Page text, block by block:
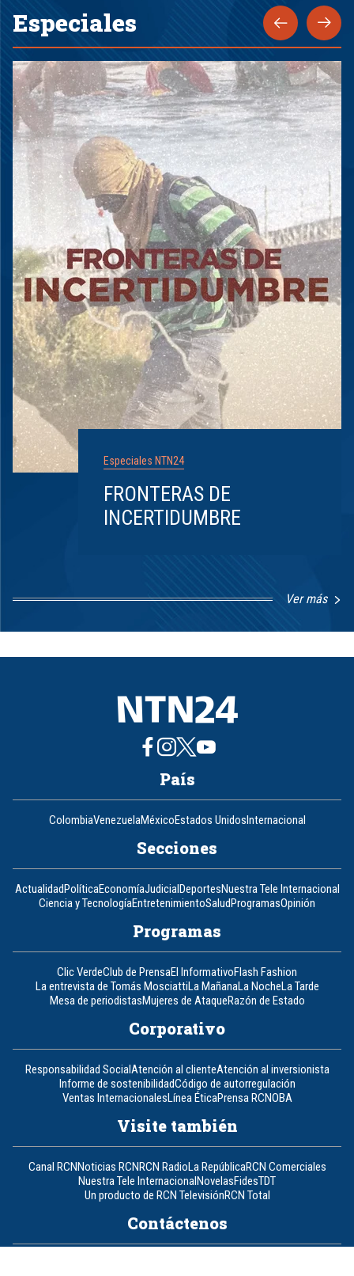
Especiales
Especiales NTN24
FRONTERAS DE
INCERTIDUMBRE
Ver más
1
8
País
ColombiaVenezuelaMéxicoEstados UnidosInternacional
Secciones
ActualidadPolíticaEconomíaJudicialDeportesNuestra Tele Internacional
Ciencia y TecnologíaEntretenimientoSaludProgramasOpinión
Programas
Clic VerdeClub de PrensaEl InformativoFlash Fashion
La entrevista de Tomás MosciattiLa MañanaLa NocheLa Tarde
Mesa de periodistasMujeres de AtaqueRazón de Estado
Corporativo
Responsabilidad SocialAtención al clienteAtención al inversionista
Informe de sostenibilidadCódigo de autorregulación
Ventas InternacionalesLínea ÉticaPrensa RCNOBA
Visite también
Canal RCNNoticias RCNRCN RadioLa RepúblicaRCN Comerciales
Nuestra Tele InternacionalNovelasFidesTDT
Un producto de RCN TelevisiónRCN Total
Contáctenos